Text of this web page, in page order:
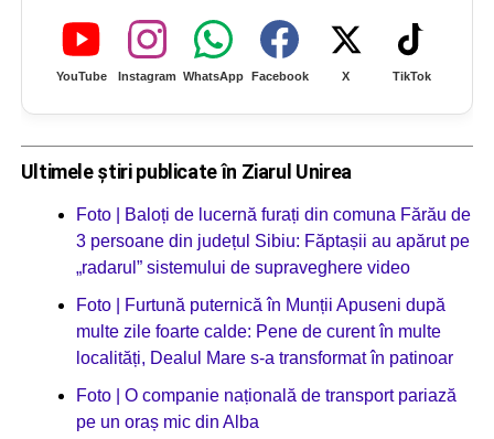
YouTube Instagram WhatsApp Facebook X TikTok
Ultimele știri publicate în Ziarul Unirea
Foto | Baloți de lucernă furați din comuna Fărău de
3 persoane din județul Sibiu: Făptașii au apărut pe
„radarul” sistemului de supraveghere video
Foto | Furtună puternică în Munții Apuseni după
multe zile foarte calde: Pene de curent în multe
localități, Dealul Mare s-a transformat în patinoar
Foto | O companie națională de transport pariază
pe un oraș mic din Alba